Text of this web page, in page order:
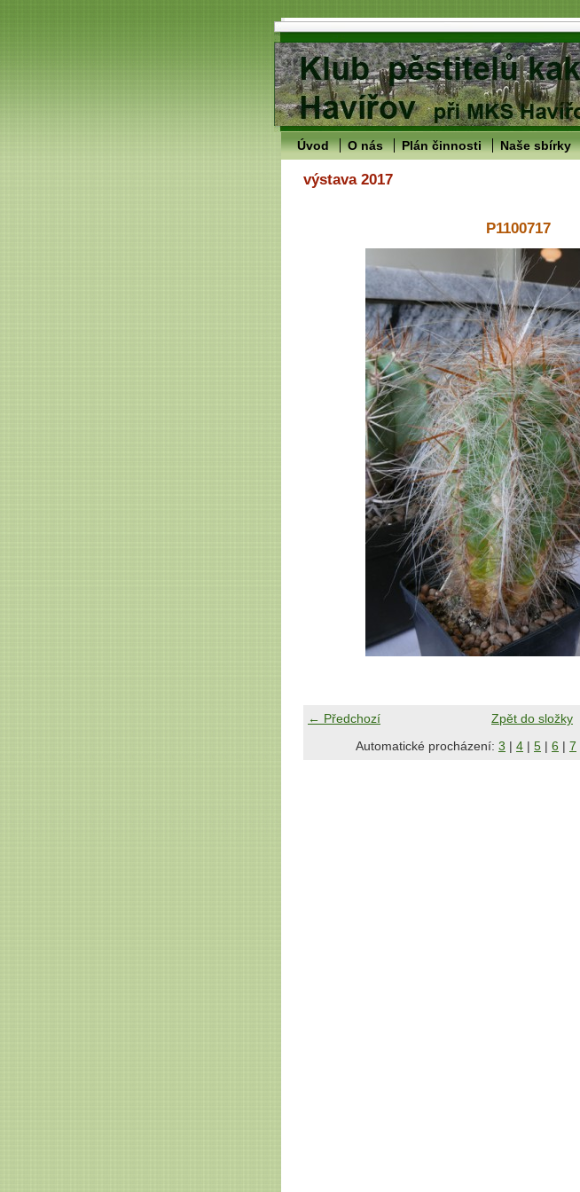
Úvod O nás Plán činnosti Naše sbírky
výstava 2017
P1100717
← Předchozí
Zpět do složky
Automatické procházení: 3 | 4 | 5 | 6 | 7